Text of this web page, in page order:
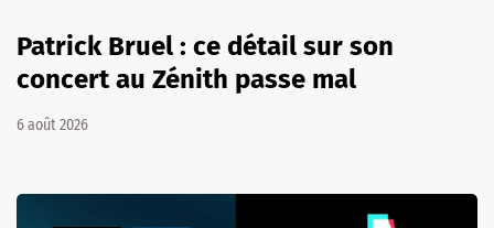
Patrick Bruel : ce détail sur son
concert au Zénith passe mal
6 août 2026